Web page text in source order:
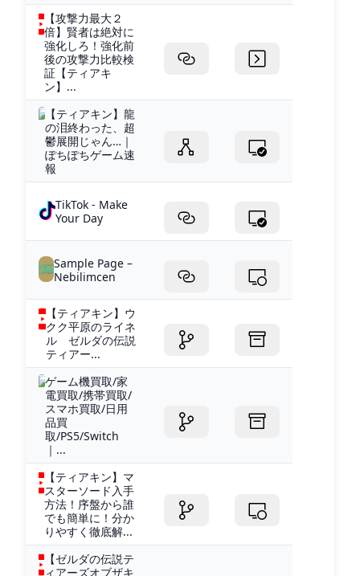
【攻撃力最大２
倍】賢者は絶対に
強化しろ！強化前
後の攻撃力比較検
証【ティアキ
ン】...
【ティアキン】龍
の泪終わった、超
鬱展開じゃん…｜
ぽちぽちゲーム速
報
TikTok - Make
Your Day
Sample Page –
Nebilimcen
【ティアキン】ウ
クク平原のライネ
ル ゼルダの伝説
ティアー...
ゲーム機買取/家
電買取/携帯買取/
スマホ買取/日用
品買
取/PS5/Switch
｜...
【ティアキン】マ
スターソード入手
方法！序盤から誰
でも簡単に！分か
りやすく徹底解...
【ゼルダの伝説テ
ィアーズオブザキ